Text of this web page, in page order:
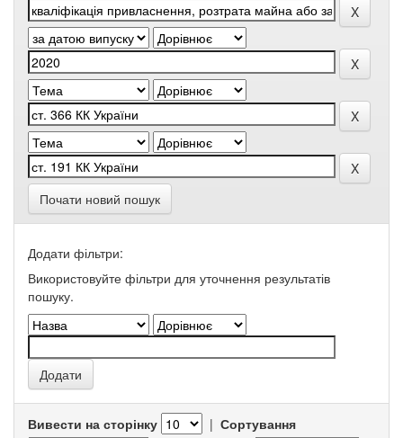
Почати новий пошук
Додати фільтри:
Використовуйте фільтри для уточнення результатів
пошуку.
Вивести на сторінку | Сортування